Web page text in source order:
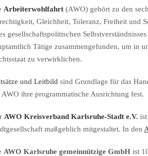
Arbeiterwohlfahrt(AWO) gehört zu den
Gleichheit, Toleranz, Freiheit und
gesellschaftspolitischen
Tätige zusammengefunden, um in
zu verwirklichen.
und Leitbild sind Grundlage für das
AWO ihre programmatische Ausrichtung fest.
AWO Kreisverband Karlsruhe-Stadt e.V.
maßgeblich mitgestaltet. In den
AWO Karlsruhe gemeinnützige GmbHist